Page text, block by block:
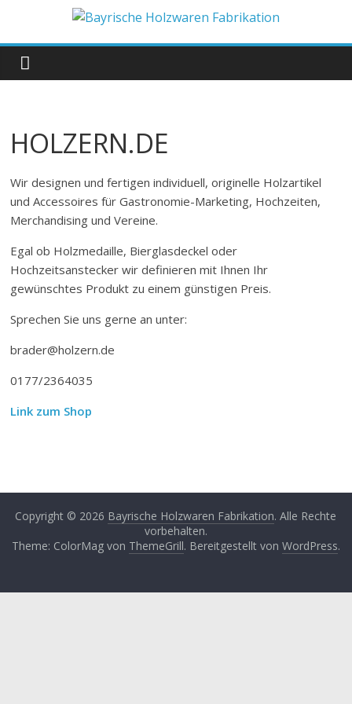
springen
Bayrische
Holzwaren
Fabrikation
HOLZERN.DE
Wir designen und fertigen individuell, originelle Holzartikel
und Accessoires für Gastronomie-Marketing, Hochzeiten,
Merchandising und Vereine.
Egal ob Holzmedaille, Bierglasdeckel oder
Hochzeitsanstecker wir definieren mit Ihnen Ihr
gewünschtes Produkt zu einem günstigen Preis.
Sprechen Sie uns gerne an unter:
brader@holzern.de
0177/2364035
Link zum Shop
Copyright © 2026 Bayrische Holzwaren Fabrikation. Alle Rechte
vorbehalten.
Theme: ColorMag von ThemeGrill. Bereitgestellt von WordPress.